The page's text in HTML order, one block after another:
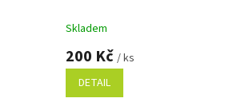
Skladem
200 Kč / ks
DETAIL